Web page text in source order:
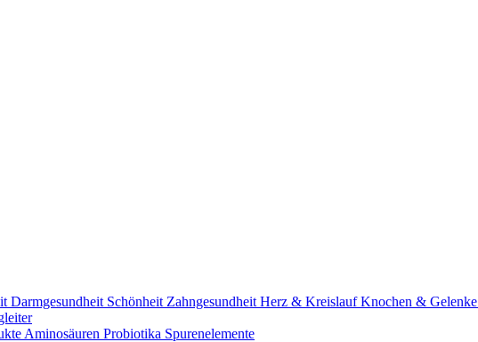
Darmgesundheit Schönheit Zahngesundheit Herz & KreislaufKnochen & Gelenke
Aminosäuren Probiotika Spurenelemente